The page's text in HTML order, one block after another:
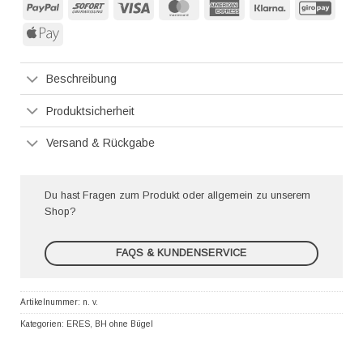
PayPal Sofort MasterCard American
Klarna
Apple
Beschreibung
Produktsicherheit
Versand & Rückgabe
Du hast Fragen zum Produkt oder allgemein zu unserem
Shop?
FAQS & KUNDENSERVICE
Artikelnummer: n. v.
Kategorien: ERES BH ohne Bügel